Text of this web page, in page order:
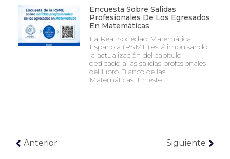
Encuesta Sobre Salidas
Profesionales De Los Egresados
En Matemáticas
La Real Sociedad Matemática
Española (RSME) está impulsando
la actualización del capítulo
dedicado a las salidas profesionales
del Libro Blanco de las
Matemáticas. En este
Anterior Siguiente